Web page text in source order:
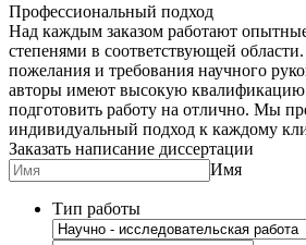
Профессиональный подход
Над каждым заказом работают
степенями в соответствующей
пожелания и требования научного
авторы имеют высокую квалификацию
подготовить работу на отлично. Мы
индивидуальный подход к каждому
Заказать написание диссертации
Имя
Тип работы